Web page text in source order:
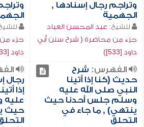
وتراجم رجال إسنادها ,
الجهمية
للشيخ: عبد المحسن العباد
جزء من محاضرة ( شرح سنن أبي
داود [533])
جزء
داود [533])
الفهرس: شرح
حديث (كنا إذا أتينا
النبي صلى الله عليه
وسلم جلس أحدنا حيث
ينتهي) , ما جاء في
التحلق
رجال
إذا
عليه
حيث